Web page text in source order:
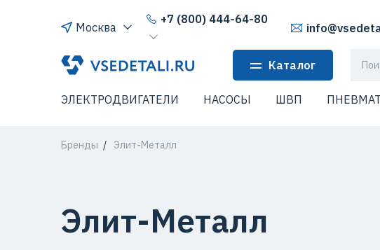
Москва
+7 (800) 444-64-80
Каталог
ЭЛЕКТРОДВИГАТЕЛИ НАСОСЫ ШВП
Бренды Элит-Металл
Элит-Металл